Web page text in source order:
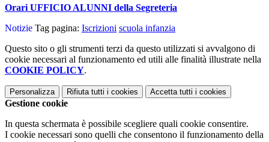
Orari UFFICIO ALUNNI della Segreteria
Notizie Tag pagina: Iscrizioni scuola infanzia
Questo sito o gli strumenti terzi da questo utilizzati si avvalgono di
cookie necessari al funzionamento ed utili alle finalità illustrate nella
COOKIE POLICY.
Personalizza Rifiuta tutti i cookies Accetta tutti i cookies
Gestione cookie
In questa schermata è possibile scegliere quali cookie consentire.
I cookie necessari sono quelli che consentono il funzionamento della